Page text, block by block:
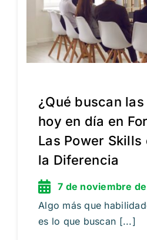
¿Qué buscan
hoy en día en
Las Power Skills
la Diferencia
7 de noviembre
Algo más que
es lo que buscan [...]